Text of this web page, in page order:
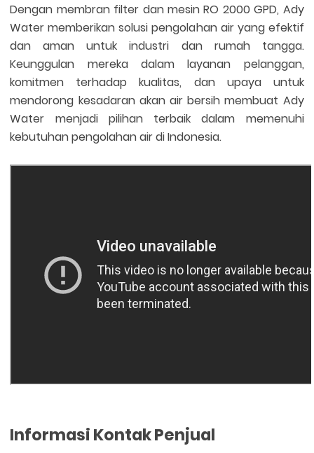
Dengan membran filter dan mesin RO 2000 GPD, Ady
Water memberikan solusi pengolahan air yang efektif
dan aman untuk industri dan rumah tangga.
Keunggulan mereka dalam layanan pelanggan,
komitmen terhadap kualitas, dan upaya untuk
mendorong kesadaran akan air bersih membuat Ady
Water menjadi pilihan terbaik dalam memenuhi
kebutuhan pengolahan air di Indonesia.
Informasi Kontak Penjual